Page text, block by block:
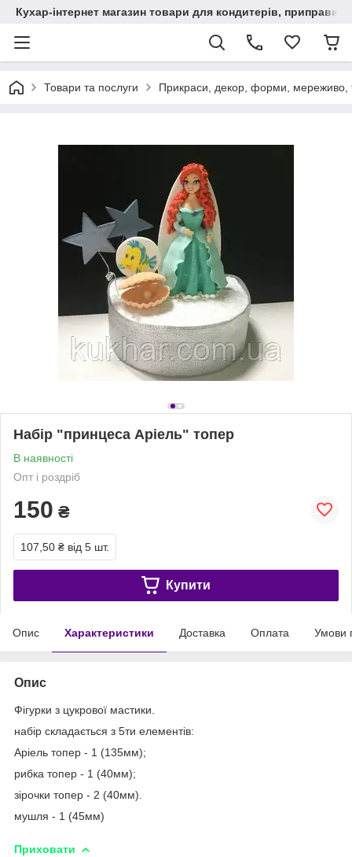
Кухар-інтернет магазин товари для кондитерів, приправи,
Товари та послуги Прикраси, декор, форми, мереживо,
Набір "принцеса Аріель" топер
В наявності
Опт і роздріб
150 ₴
107,50 ₴ від 5 шт.
Купити
Опис Характеристики Доставка Оплата Умови
Опис
Фігурки з цукрової мастики.
набір складається з 5ти елементів:
Аріель топер - 1 (135мм);
рибка топер - 1 (40мм);
зірочки топер - 2 (40мм).
мушля - 1 (45мм)
Приховати